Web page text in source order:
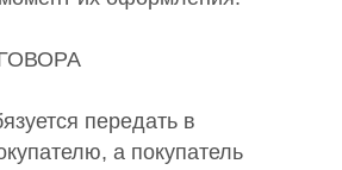
передать в
а покупатель